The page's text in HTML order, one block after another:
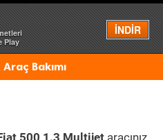
Play
İNDİR
Menü
Bakımı
500 1.3 Multijet aracınız